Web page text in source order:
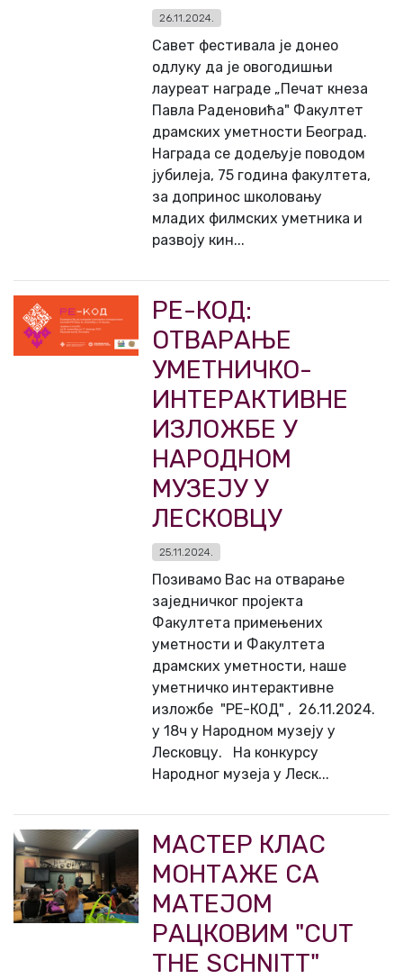
26.11.2024.
Савет фестивала је донео
одлуку да је овогодишњи
лауреат награде „Печат кнеза
Павла Раденовића" Факултет
драмских уметности Београд.
Награда се додељује поводом
јубилеја, 75 година факултета,
за допринос школовању
младих филмских уметника и
развоју кин...
РЕ-КОД:
ОТВАРАЊЕ
УМЕТНИЧКО-
ИНТЕРАКТИВНЕ
ИЗЛОЖБЕ У
НАРОДНОМ
МУЗЕЈУ У
ЛЕСКОВЦУ
25.11.2024.
Позивамо Вас на отварање
заједничког пројекта
Факултета примењених
уметности и Факултета
драмских уметности, наше
уметничко интерактивне
изложбе "РЕ-КОД" , 26.11.2024.
у 18ч у Народном музеју у
Лесковцу. На конкурсу
Народног музеја у Леск...
МАСТЕР КЛАС
МОНТАЖЕ СА
МАТЕЈОМ
РАЦКОВИМ "CUT
THE SCHNITT"